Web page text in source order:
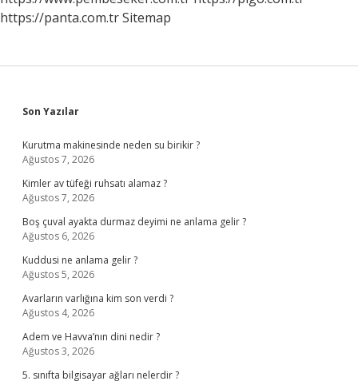
https://panta.com.trSitemap
Sidebar
Son Yazılar
Kurutma makinesinde neden su birikir ?
Ağustos 7, 2026
Kimler av tüfeği ruhsatı alamaz ?
Ağustos 7, 2026
Boş çuval ayakta durmaz deyimi ne anlama gelir ?
Ağustos 6, 2026
Kuddusi ne anlama gelir ?
Ağustos 5, 2026
Avarların varlığına kim son verdi ?
Ağustos 4, 2026
Adem ve Havva’nın dini nedir ?
Ağustos 3, 2026
5. sınıfta bilgisayar ağları nelerdir ?